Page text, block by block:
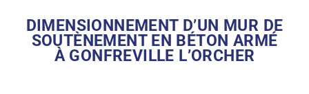
DIMENSIONNEMENT D’UN MUR DE
SOUTÈNEMENT EN BÉTON ARMÉ
À GONFREVILLE L’ORCHER